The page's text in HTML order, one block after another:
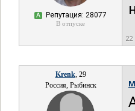
А Репутация: 28077
В отпуске
22
Krenk, 29
Россия, Рыбинск